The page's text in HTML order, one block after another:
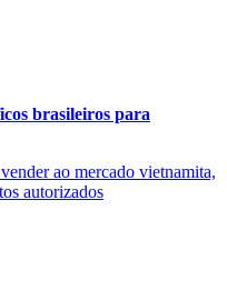
brasileiros para
ao mercado vietnamita,
autorizados